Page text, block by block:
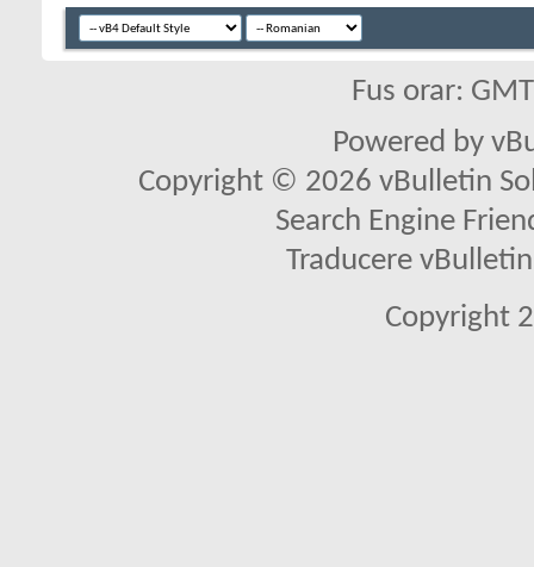
Fus orar:
Powered by
Copyright © 2026 vBulletin
Search Engine
Traducere
Copyright